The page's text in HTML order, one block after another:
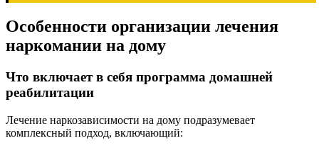
Особенности организации лечения
наркомании на дому
Что включает в себя программа домашней
реабилитации
Лечение наркозависимости на дому подразумевает
комплексный подход, включающий: